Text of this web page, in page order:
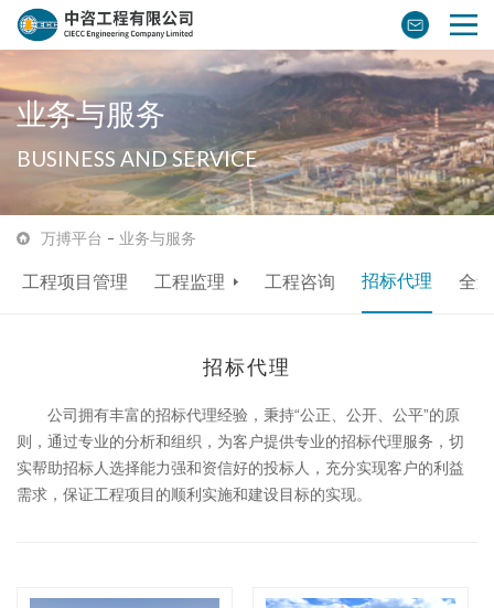
业务与服务
BUSINESS AND SERVICE
万搏平台 业务与服务
工程项目管理 工程监理 工程咨询 招标代理 全
招标代理
公司拥有丰富的招标代理经验，秉持“公正、公开、公平”的原
则，通过专业的分析和组织，为客户提供专业的招标代理服务，切
实帮助招标人选择能力强和资信好的投标人，充分实现客户的利益
需求，保证工程项目的顺利实施和建设目标的实现。